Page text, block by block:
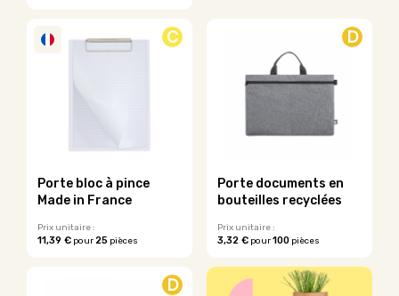
a
sur
la
du
produit
C
Porte bloc à pince
Made in France
Prix unitaire :
11,39 € pour25 pièces
D
Porte documents en
bouteilles recyclées
Prix unitaire :
3,32 €pour100pièces
produit
D